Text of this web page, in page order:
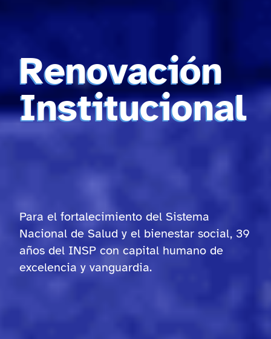
Renovación
Institucional
Para el fortalecimiento del Sistema
Nacional de Salud y el bienestar social, 39
años del INSP con capital humano de
excelencia y vanguardia.